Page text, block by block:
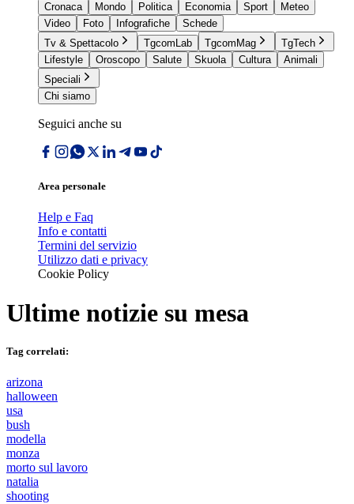
Cronaca
Mondo Politica Economia Sport
Meteo
Video
Foto Infografiche
Schede
Tv & Spettacolo
TgcomLab TgcomMag
TgTech
Lifestyle
Oroscopo Salute Skuola Cultura
Animali
Speciali
Chi siamo
Seguici anche su
Area personale
Help e Faq
Info e contatti
Termini del servizio
Utilizzo dati e privacy
Cookie Policy
Ultime notizie su mesa
Tag correlati:
arizona
halloween
usa
bush
modella
monza
morto sul lavoro
natalia
shooting